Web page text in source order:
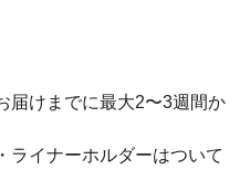
届けまでに最大2〜3週間か
イナーホルダーはついて